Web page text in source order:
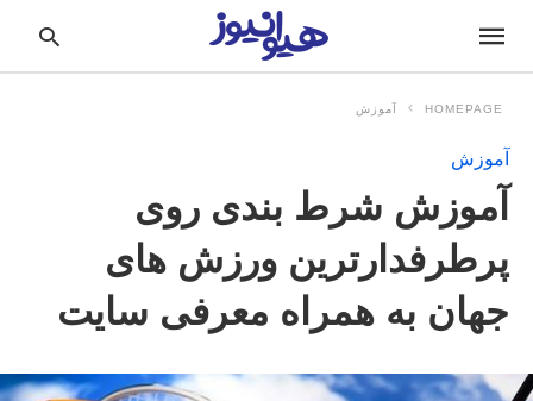
HOMEPAGE آموزش
آموزش
آموزش شرط بندی روی
پرطرفدارترین ورزش های
جهان به همراه معرفی سایت